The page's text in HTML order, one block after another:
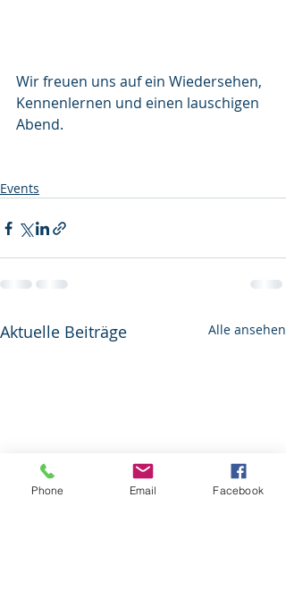
Wir freuen uns auf ein Wiedersehen,
Kennenlernen und einen lauschigen
Abend.
Events
Aktuelle Beiträge Alle ansehen
Phone Email Facebook